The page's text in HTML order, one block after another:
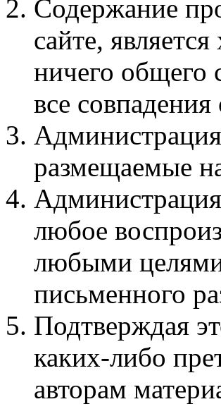
Содержание
сайте,
ничего общего
все
Администрация
размещаемые
Администрация
любое
любыми целями
письменного
Подтверждая
каких-либо
авторам